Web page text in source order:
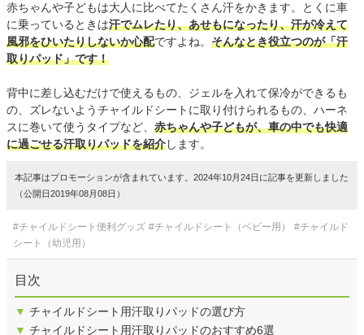
赤ちゃんや子どもは大人に比べてたくさん汗をかきます。とくに車
に乗っているときは汗でムレたり、あせもになったり、汗が冷えて
風邪をひいたりしないか心配ですよね。 そんなとき役立つのが「汗
取りパッド」です！
背中に差し込むだけで使えるもの、ジェルを入れて保冷ができるも
の、ズレないようチャイルドシートに取り付けられるもの、ハーネ
スに巻いて使うタイプなど、 赤ちゃんや子どもが、車の中でも快適
に過ごせる汗取りパッドを紹介します。
本記事はプロモーションが含まれています。2024年10月24日に記事を更新しました
（公開日2019年08月08日）
#チャイルドシート便利グッズ #チャイルドシート（ベビー用）
#チャイルド
シート（幼児用）
目次
▼ チャイルドシート用汗取りパッドの選び方
▼ チャイルドシート用汗取りパッドのおすすめ6選